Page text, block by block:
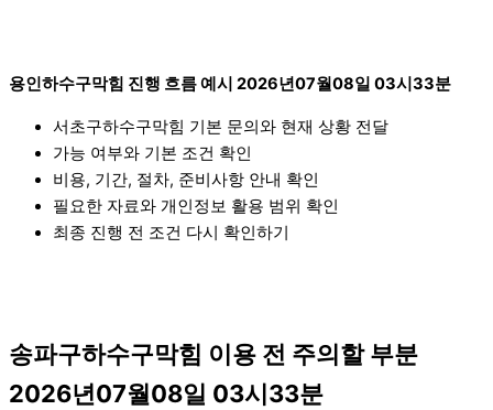
용인하수구막힘 진행 흐름 예시 2026년07월08일 03시33분
서초구하수구막힘 기본 문의와 현재 상황 전달
가능 여부와 기본 조건 확인
비용, 기간, 절차, 준비사항 안내 확인
필요한 자료와 개인정보 활용 범위 확인
최종 진행 전 조건 다시 확인하기
송파구하수구막힘 이용 전 주의할 부분
2026년07월08일 03시33분